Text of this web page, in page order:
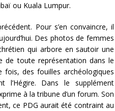
ou Kuala Lumpur.
Pour s’en convaincre, il
Des photos de femmes
qui arbore en sautoir une
de toute représentation dans le
des fouilles archéologiques
l’Hégire. Dans le supplément
à la tribune d’un forum. Son
ce PDG aurait été contraint au